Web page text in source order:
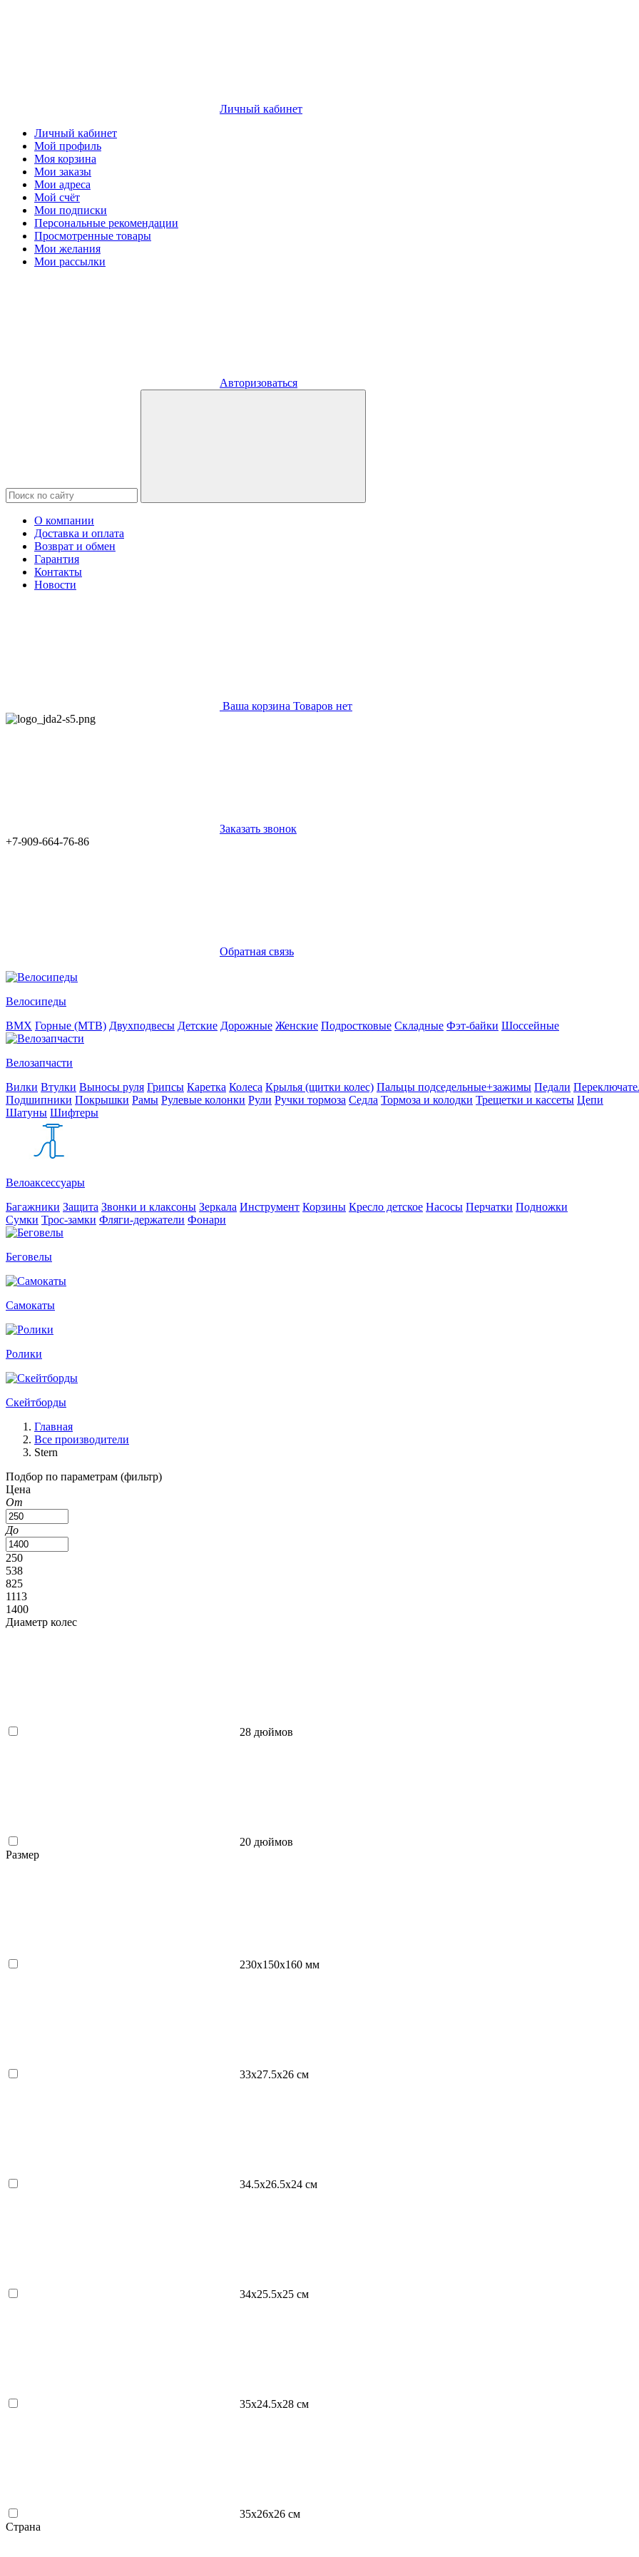
Личный кабинет
Личный кабинет
Мой профиль
Моя корзина
Мои заказы
Мои адреса
Мой счёт
Мои подписки
Персональные рекомендации
Просмотренные товары
Мои желания
Мои рассылки
Авторизоваться
О компании
Доставка и оплата
Возврат и обмен
Гарантия
Контакты
Новости
Ваша корзина Товаров нет
Заказать звонок
+7-909-664-76-86
Обратная связь
Велосипеды
BMX Горные (MTB) Двухподвесы Детские Дорожные Женские Подростковые Складные Фэт-байки Шоссейные
Велозапчасти
Вилки Втулки Выносы руля Грипсы Каретка Колеса Крылья (щитки колес) Пальцы подседельные+зажимы Педали
Подшипники Покрышки Рамы Рулевые колонки Рули Ручки тормоза Седла Тормоза и колодки Трещетки и кассеты Цепи
Шатуны Шифтеры
Велоаксессуары
Багажники Защита Звонки и клаксоны Зеркала Инструмент Корзины Кресло детское Насосы Перчатки Подножки
Сумки Трос-замки Фляги-держатели Фонари
Беговелы
Самокаты
Ролики
Скейтборды
Главная
Все производители
Stern
Подбор по параметрам (фильтр)
Цена
От
До
250
538
825
1113
1400
Диаметр колес
28 дюймов
20 дюймов
Размер
230x150x160 мм
33х27.5х26 см
34.5х26.5х24 см
34х25.5х25 см
35х24.5х28 см
35х26х26 см
Страна